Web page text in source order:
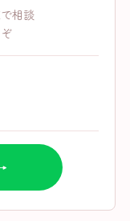
相談